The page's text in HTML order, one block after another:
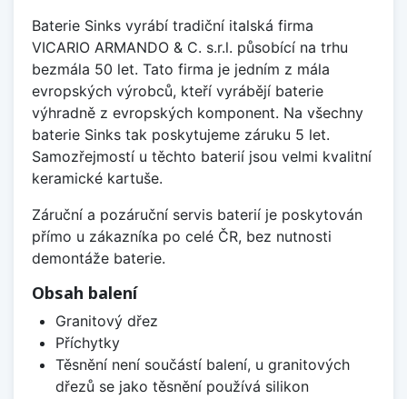
Baterie Sinks vyrábí tradiční italská firma
VICARIO ARMANDO & C. s.r.l. působící na trhu
bezmála 50 let. Tato firma je jedním z mála
evropských výrobců, kteří vyrábějí baterie
výhradně z evropských komponent. Na všechny
baterie Sinks tak poskytujeme záruku 5 let.
Samozřejmostí u těchto baterií jsou velmi kvalitní
keramické kartuše.
Záruční a pozáruční servis baterií je poskytován
přímo u zákazníka po celé ČR, bez nutnosti
demontáže baterie.
Obsah balení
Granitový dřez
Příchytky
Těsnění není součástí balení, u granitových
dřezů se jako těsnění používá silikon